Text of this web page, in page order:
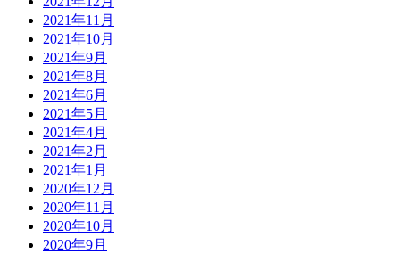
2021年11月
2021年10月
2021年9月
2021年8月
2021年6月
2021年5月
2021年4月
2021年2月
2021年1月
2020年12月
2020年11月
2020年10月
2020年9月